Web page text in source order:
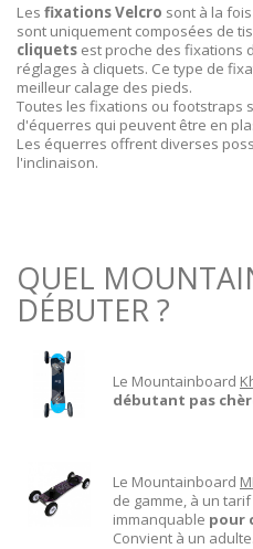
Les fixations Velcro sont à la
sont uniquement composées de
cliquets est proche des fixations
réglages à cliquets. Ce type de
meilleur calage des pieds.
Toutes les fixations ou footstraps
d'équerres qui peuvent être en
Les équerres offrent diverses
l'inclinaison.
QUEL
DÉBUTER ?
Le Mountainboard
débutant pas
Le Mountainboard
de gamme, à un
immanquable pour
Convient à un adulte.